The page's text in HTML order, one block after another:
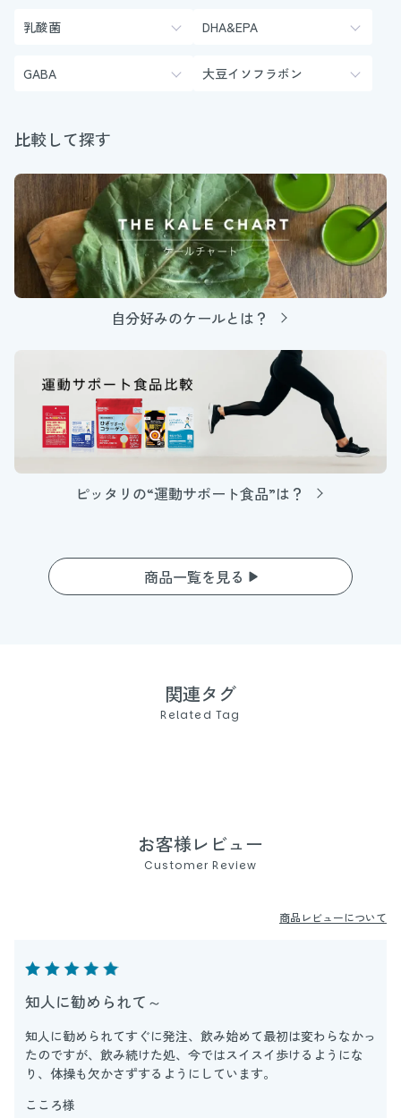
乳酸菌 DHA&EPA
GABA 大豆イソフラボン
比較して探す
自分好みのケールとは？
ピッタリの“運動サポート食品”は？
商品一覧を見る
関連タグ
Related Tag
お客様レビュー
Customer Review
商品レビューについて
知人に勧められて～
知人に勧められてすぐに発注、飲み始めて最初は変わらなかっ
たのですが、飲み続けた処、今ではスイスイ歩けるようにな
り、体操も欠かさずするようにしています。
こころ様